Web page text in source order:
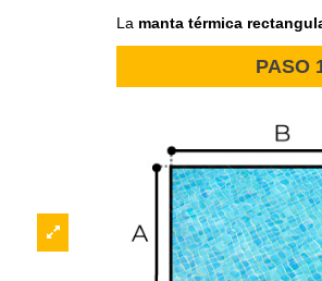
La manta térmica
PASO